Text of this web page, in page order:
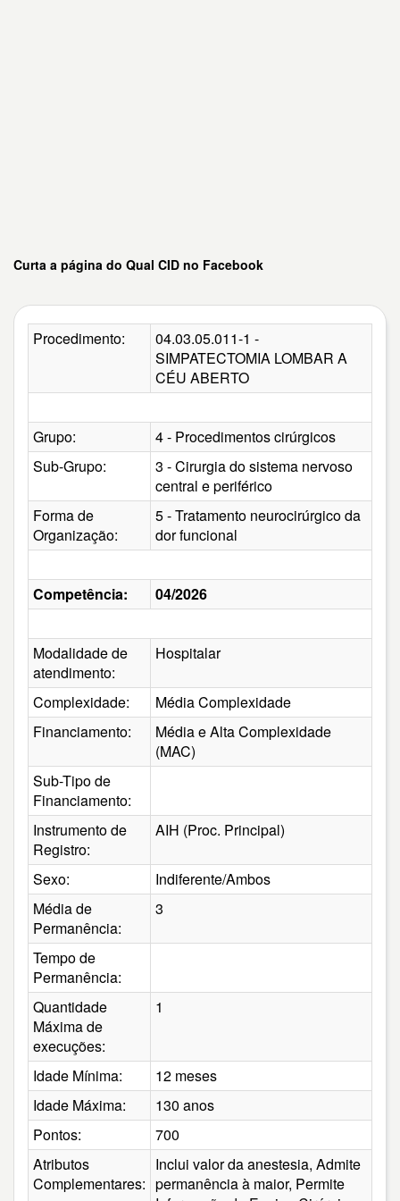
Curta a página do Qual CID no Facebook
Procedimento:
04.03.05.011-1 -
SIMPATECTOMIA LOMBAR A
CÉU ABERTO
Grupo:
4 - Procedimentos cirúrgicos
Sub-Grupo:
3 - Cirurgia do sistema nervoso
central e periférico
Forma de
Organização:
5 - Tratamento neurocirúrgico da
dor funcional
Competência: 04/2026
Modalidade de
atendimento:
Hospitalar
Complexidade:
Média Complexidade
Financiamento:
Média e Alta Complexidade
(MAC)
Sub-Tipo de
Financiamento:
Instrumento de
Registro:
AIH (Proc. Principal)
Sexo:
Indiferente/Ambos
Média de
Permanência:
3
Tempo de
Permanência:
Quantidade
Máxima de
execuções:
1
Idade Mínima:
12 meses
Idade Máxima:
130 anos
Pontos:
700
Atributos
Complementares:
Inclui valor da anestesia, Admite
permanência à maior, Permite